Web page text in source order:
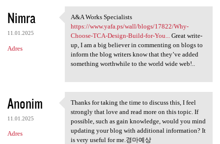
Nimra
11.01.2025
Adres
A&A Works Specialists https:/
A&A Works Specialists
https://www.yafa.ps/wall/blogs/17822/Why-
Choose-TCA-Design-Build-for-You...Great write-
up, I am a big believer in commenting on blogs to
inform the blog writers know that they’ve added
something worthwhile to the world wide web!..
Anonim
11.01.2025
Adres
Thanks for taking the time to
Thanks for taking the time to discuss this, I feel
strongly that love and read more on this topic. If
possible, such as gain knowledge, would you mind
updating your blog with additional information? It
is very useful for me.경마예상